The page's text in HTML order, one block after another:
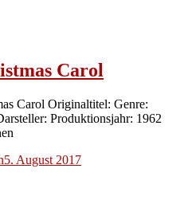
Carol
Carol Originaltitel: Genre:
Produktionsjahr: 1962
5. August 2017